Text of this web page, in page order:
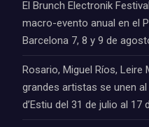
El Brunch Electronik
macro-evento anual en el
Barcelona 7, 8 y 9 de
Rosario, Miguel Ríos, Leire
grandes artistas se unen
d’Estiu del 31 de julio al 17